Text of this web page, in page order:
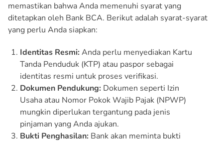
memastikan bahwa Anda memenuhi syarat yang
ditetapkan oleh Bank BCA. Berikut adalah syarat-syarat
yang perlu Anda siapkan:
Identitas Resmi:Anda perlu menyediakan Kartu
Tanda Penduduk (KTP) atau paspor sebagai
identitas resmi untuk proses verifikasi.
Dokumen Pendukung: Dokumen seperti Izin
Usaha atau Nomor Pokok Wajib Pajak (NPWP)
mungkin diperlukan tergantung pada jenis
pinjaman yang Anda ajukan.
Bukti Penghasilan: Bank akan meminta bukti